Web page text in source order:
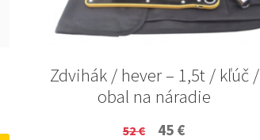
Zdvihák / hever – 1,5t / kľúč /
obal na náradie
52€
Original
45 €Current